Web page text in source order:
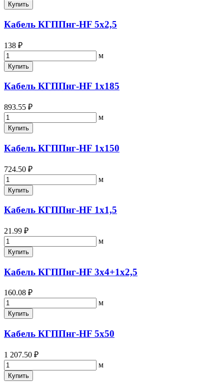
Купить
Кабель КГППнг-HF 5х2,5
138 ₽
м
Купить
Кабель КГППнг-HF 1х185
893.55 ₽
м
Купить
Кабель КГППнг-HF 1х150
724.50 ₽
м
Купить
Кабель КГППнг-HF 1х1,5
21.99 ₽
м
Купить
Кабель КГППнг-HF 3х4+1х2,5
160.08 ₽
м
Купить
Кабель КГППнг-HF 5х50
1 207.50 ₽
м
Купить